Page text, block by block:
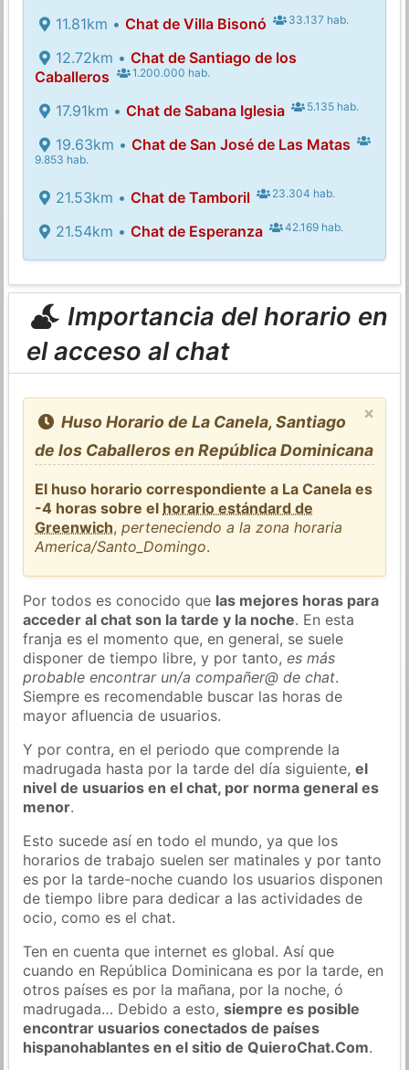
11.81km • Chat de Villa Bisonó 33.137 hab.
12.72km • Chat de Santiago de los
Caballeros
1.200.000 hab.
17.91km • Chat de Sabana Iglesia 5.135 hab.
19.63km • Chat de San José de Las Matas
9.853 hab.
21.53km • Chat de Tamboril 23.304 hab.
21.54km • Chat de Esperanza 42.169 hab.
Importancia del horario en
el acceso al chat
×
Huso Horario de La Canela, Santiago
de los Caballeros en República Dominicana
El huso horario correspondiente a La Canela es
-4 horas sobre el horario estándard de
Greenwich,perteneciendo a la zona horaria
America/Santo_Domingo.
Por todos es conocido que las mejores horas para
acceder al chat son la tarde y la noche. En esta
franja es el momento que, en general, se suele
disponer de tiempo libre, y por tanto,es más
probable encontrar un/a compañer@ de chat.
Siempre es recomendable buscar las horas de
mayor afluencia de usuarios.
Y por contra, en el periodo que comprende la
madrugada hasta por la tarde del día siguiente,el
nivel de usuarios en el chat, por norma general es
menor.
Esto sucede así en todo el mundo, ya que los
horarios de trabajo suelen ser matinales y por tanto
es por la tarde-noche cuando los usuarios disponen
de tiempo libre para dedicar a las actividades de
ocio, como es el chat.
Ten en cuenta que internet es global. Así que
cuando en República Dominicana es por la tarde, en
otros países es por la mañana, por la noche, ó
madrugada… Debido a esto,siempre es posible
encontrar usuarios conectados de países
hispanohablantes en el sitio de QuieroChat.Com.